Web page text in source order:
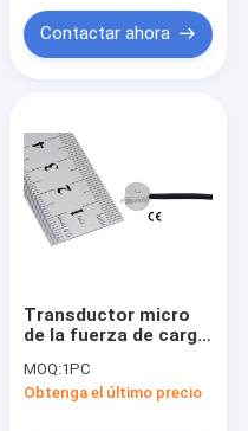
Contactar ahora
Transductor micro
de la fuerza de carga
sensor más pequeño
más pequeño de la
MOQ:1PC
Obtenga el último precio